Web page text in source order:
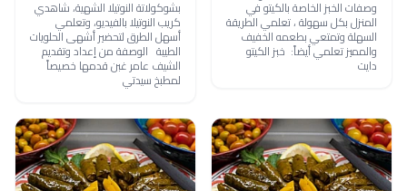
وصفات الخبز الخاصة بالكيتو في
المنزل بكل سهولة ، تعلمي الطريقة
السهلة وتمتعي بطعمه الخفيف
والمميز تعلمي أيضاً: خبز الكيتو
دايت
بشوكولاتة النوتيلا الشهية، شاهدي
كريب النوتيلا بالفيديو، وتعلمي
أسهل الطرق لتحضير أشهى الحلويات
الطيبة الوصفة من إعداد وتقديم
الشيف عامر غبن قدمها خصيصاً
لمطبخ سيدتي